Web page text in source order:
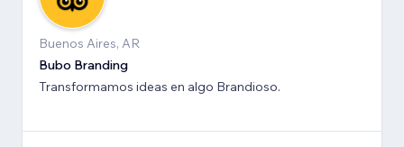
Buenos Aires, AR
Bubo Branding
Transformamos ideas en algo Brandioso.